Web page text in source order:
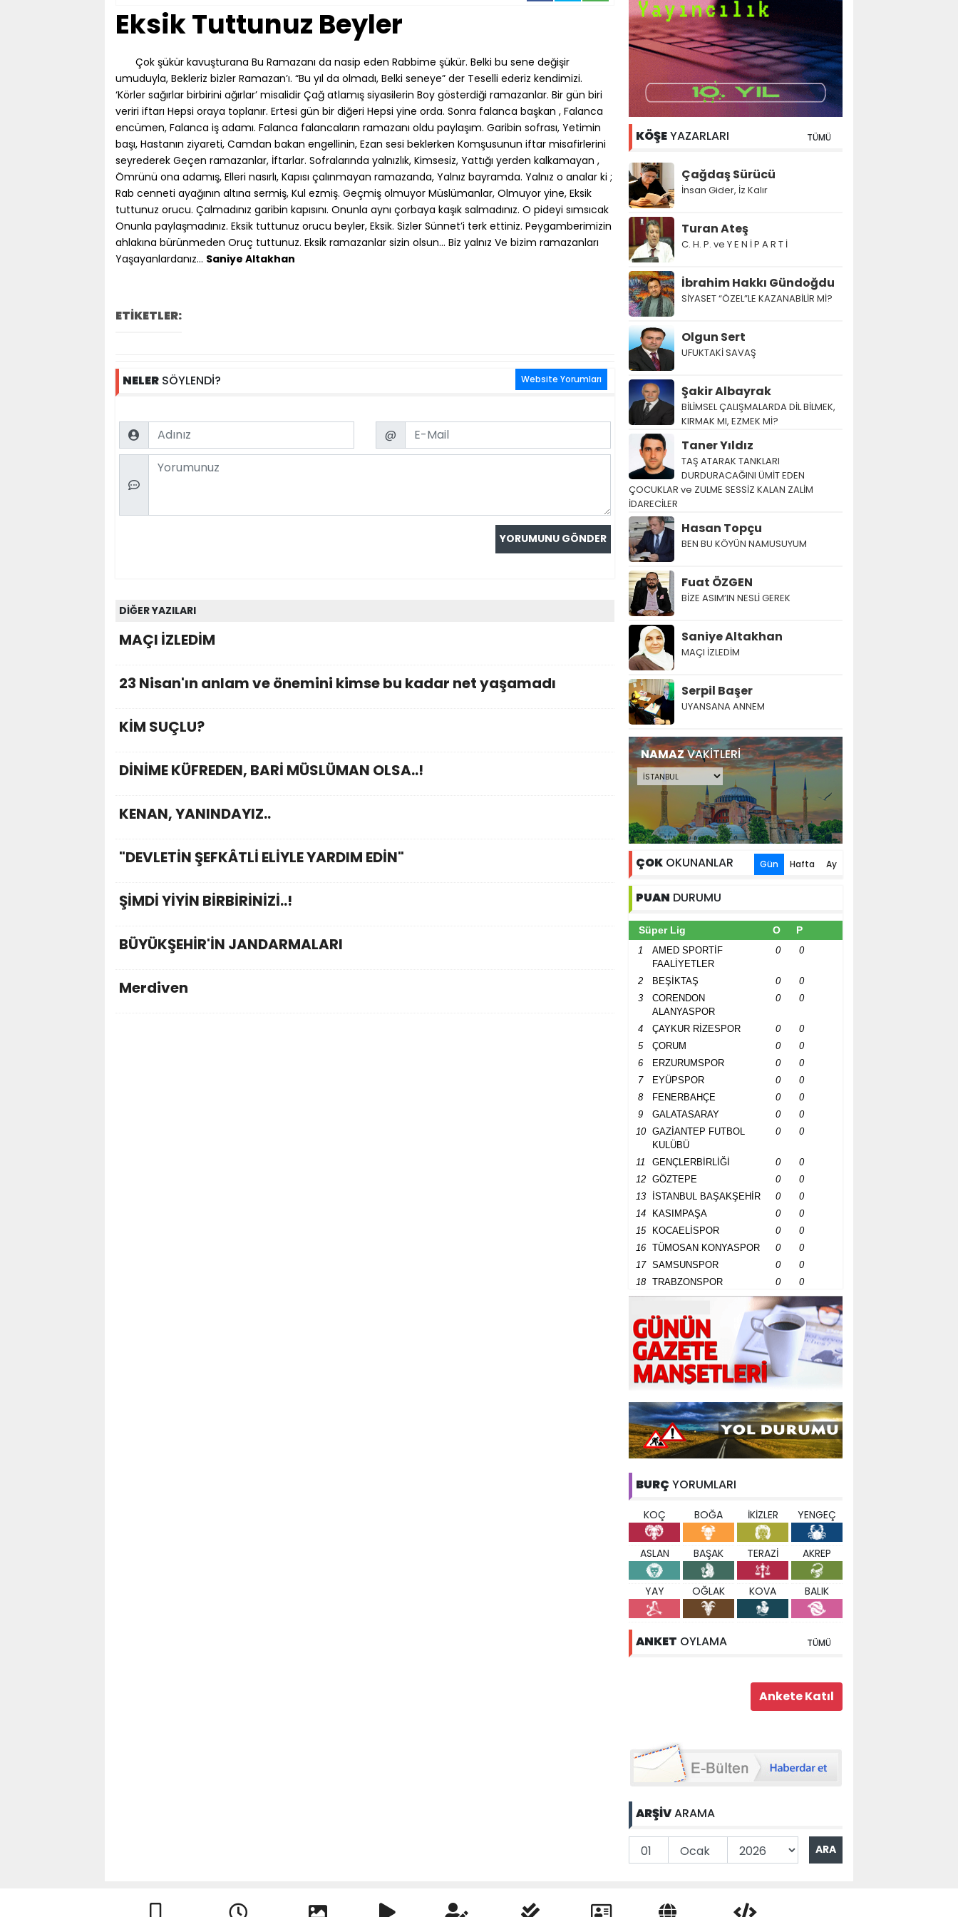
Eksik Tuttunuz Beyler
Çok şükür kavuşturana Bu Ramazanı da nasip eden Rabbime şükür. Belki bu sene değişir
umuduyla, Bekleriz bizler Ramazan’ı. “Bu yıl da olmadı, Belki seneye” der Teselli ederiz kendimizi.
‘Körler sağırlar birbirini ağırlar’ misalidir Çağ atlamış siyasilerin Boy gösterdiği ramazanlar. Bir gün biri
veriri iftarı Hepsi oraya toplanır. Ertesi gün bir diğeri Hepsi yine orda. Sonra falanca başkan , Falanca
encümen, Falanca iş adamı. Falanca falancaların ramazanı oldu paylaşım. Garibin sofrası, Yetimin
başı, Hastanın ziyareti, Camdan bakan engellinin, Ezan sesi beklerken Komşusunun iftar misafirlerini
seyrederek Geçen ramazanlar, İftarlar. Sofralarında yalnızlık, Kimsesiz, Yattığı yerden kalkamayan ,
Ömrünü ona adamış, Elleri nasırlı, Kapısı çalınmayan ramazanda, Yalnız bayramda. Yalnız o analar ki ;
Rab cenneti ayağının altına sermiş, Kul ezmiş. Geçmiş olmuyor Müslümanlar, Olmuyor yine, Eksik
tuttunuz orucu. Çalmadınız garibin kapısını. Onunla aynı çorbaya kaşık salmadınız. O pideyi sımsıcak
Onunla paylaşmadınız. Eksik tuttunuz orucu beyler, Eksik. Sizler Sünnet’i terk ettiniz. Peygamberimizin
ahlakına bürünmeden Oruç tuttunuz. Eksik ramazanlar sizin olsun… Biz yalnız Ve bizim ramazanları
Yaşayanlardanız… Saniye Altakhan
ETİKETLER:
NELER SÖYLENDİ? Website Yorumları
Name Email
@
Comment
DİĞER YAZILARI
MAÇI İZLEDİM
23 Nisan'ın anlam ve önemini kimse bu kadar net yaşamadı
KİM SUÇLU?
DİNİME KÜFREDEN, BARİ MÜSLÜMAN OLSA..!
KENAN, YANINDAYIZ..
"DEVLETİN ŞEFKÂTLİ ELİYLE YARDIM EDİN"
ŞİMDİ YİYİN BİRBİRİNİZİ..!
BÜYÜKŞEHİR'İN JANDARMALARI
Merdiven
KÖŞEYAZARLARI TÜMÜ
Çağdaş Sürücü
İnsan Gider, İz Kalır
Turan Ateş
C. H. P. ve Y E N İ P A R T İ
İbrahim Hakkı Gündoğdu
SİYASET “ÖZEL”LE KAZANABİLİR Mİ?
Olgun Sert
UFUKTAKİ SAVAŞ
Şakir Albayrak
BİLİMSEL ÇALIŞMALARDA DİL BİLMEK,
KIRMAK MI, EZMEK Mİ?
Taner Yıldız
TAŞ ATARAK TANKLARI
DURDURACAĞINI ÜMİT EDEN
ÇOCUKLAR ve ZULME SESSİZ KALAN ZALİM
İDARECİLER
Hasan Topçu
BEN BU KÖYÜN NAMUSUYUM
Fuat ÖZGEN
BİZE ASIM’IN NESLİ GEREK
Saniye Altakhan
MAÇI İZLEDİM
Serpil Başer
UYANSANA ANNEM
NAMAZVAKİTLERİ
ÇOK OKUNANLAR Gün Hafta Ay
PUAN DURUMU
Süper Lig O P
1
AMED SPORTİF
FAALİYETLER
0 0
2 BEŞİKTAŞ 0
0
3
CORENDON
ALANYASPOR
0 0
4 ÇAYKUR RİZESPOR 0
0
5
ÇORUM 0
0
6
ERZURUMSPOR 0
0
7
EYÜPSPOR 0
0
8
FENERBAHÇE 0
0
9
GALATASARAY 0
0
10
GAZİANTEP FUTBOL
KULÜBÜ
0 0
11 GENÇLERBİRLİĞİ 0
0
12
GÖZTEPE 0
0
13
İSTANBUL BAŞAKŞEHİR 0
0
14
KASIMPAŞA 0
0
15
KOCAELİSPOR 0
0
16
TÜMOSAN KONYASPOR 0
0
17
SAMSUNSPOR 0
0
18
TRABZONSPOR 0 0
BURÇ YORUMLARI
KOÇ BOĞA İKİZLER YENGEÇ
ASLAN BAŞAK TERAZİ AKREP
YAY OĞLAK KOVA BALIK
ANKET OYLAMA TÜMÜ
ARŞİVARAMA